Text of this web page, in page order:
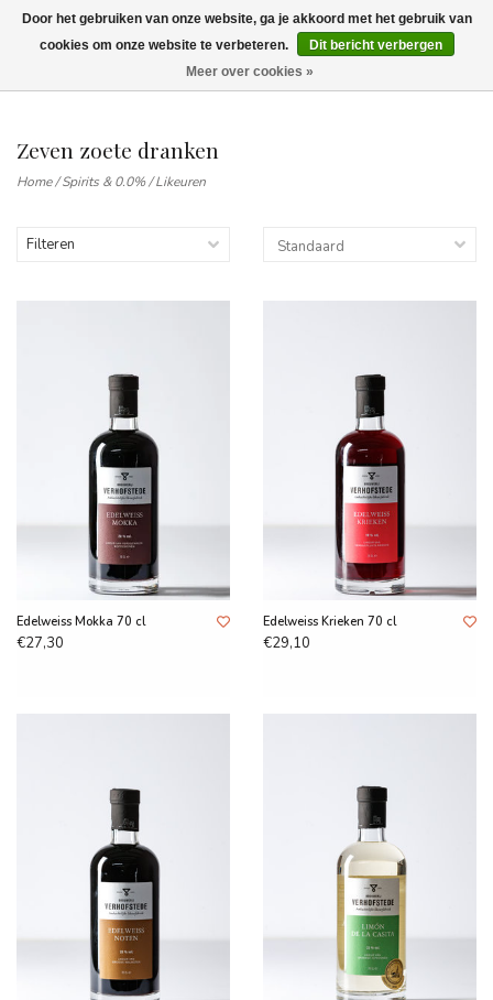
Wij leveren tot aan uw deur. Afhalen is mogelijk.
Zeven zoete dranken
Home/Spirits & 0.0%/Likeuren
Filteren
Edelweiss Mokka 70 cl
€27,30
Edelweiss Krieken 70 cl
€29,10
Door het gebruiken van onze website, ga je akkoord met het gebruik van
cookies om onze website te verbeteren.
Dit bericht verbergen
Meer over cookies »